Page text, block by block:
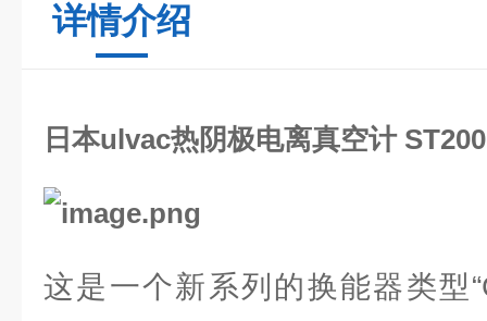
详情介绍
日本ulvac热阴极电离真空计
这是一个新系列的换能器类型